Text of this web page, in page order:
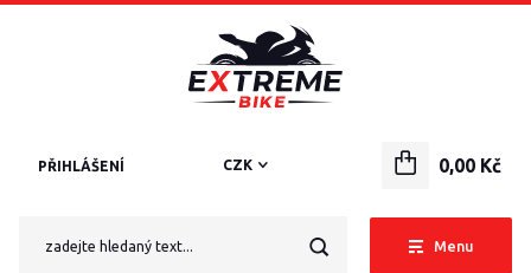
Menu
CZK
PŘIHLÁŠENÍ 0,00 Kč